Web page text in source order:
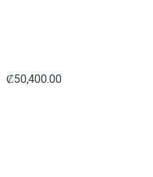
₡50,400.00